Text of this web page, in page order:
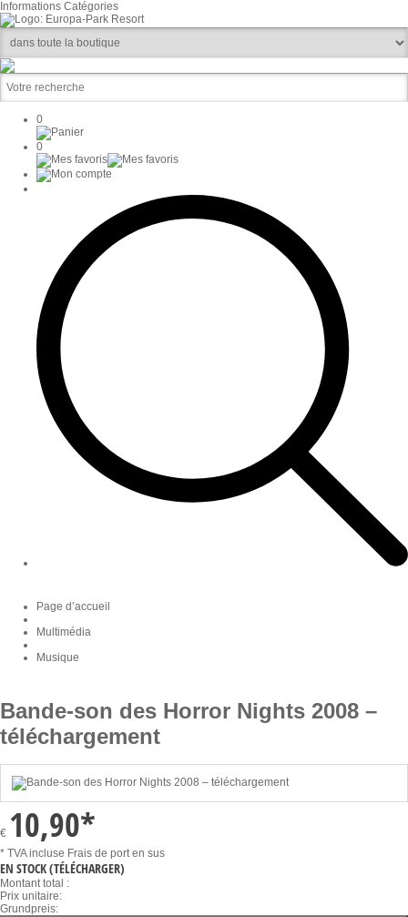
Informations Catégories
0
0
Page d’accueil
Multimédia
Musique
Bande-son des Horror Nights 2008 –
téléchargement
€ 10,90*
* TVA incluse Frais de port en sus
EN STOCK(TÉLÉCHARGER)
Montant total :
Prix unitaire:
Grundpreis: